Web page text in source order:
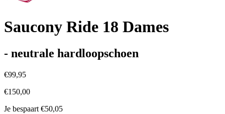
Saucony Ride 18 Dames
- neutrale hardloopschoen
€99,95
€150,00
Je bespaart €50,05